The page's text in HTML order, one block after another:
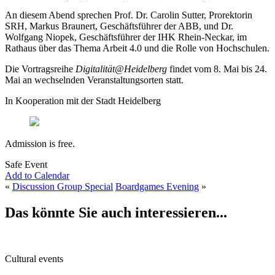
An diesem Abend sprechen Prof. Dr. Carolin Sutter, Prorektorin
SRH, Markus Braunert, Geschäftsführer der ABB, und Dr.
Wolfgang Niopek, Geschäftsführer der IHK Rhein-Neckar, im
Rathaus über das Thema Arbeit 4.0 und die Rolle von Hochschulen.
Die Vortragsreihe Digitalität@Heidelberg findet vom 8. Mai bis 24.
Mai an wechselnden Veranstaltungsorten statt.
In Kooperation mit der Stadt Heidelberg
Admission is free.
Safe Event
Add to Calendar
« Discussion Group Special Boardgames Evening »
Das könnte Sie auch interessieren...
Cultural events